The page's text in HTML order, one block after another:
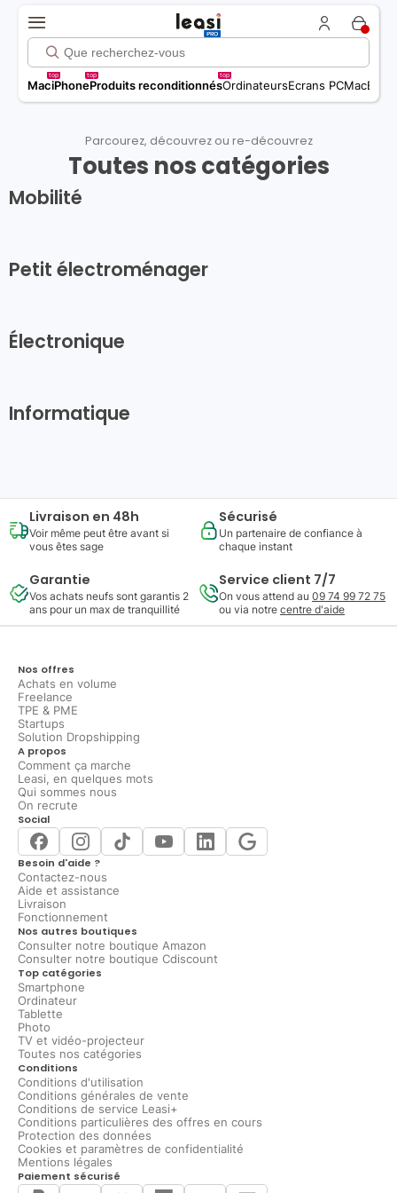
Mac
top
iPhone
top
Produits reconditionnés
top
OrdinateursEcrans PCMacBook
Parcourez, découvrez ou re-découvrez
Toutes nos catégories
Mobilité
Petit électroménager
Électronique
Informatique
Livraison en 48h
Voir même peut être avant si
vous êtes sage
Sécurisé
Un partenaire de confiance à
chaque instant
Garantie
Vos achats neufs sont garantis 2
ans pour un max de tranquillité
Service client 7/7
On vous attend au 09 74 99 72 75
ou via notre centre d'aide
Nos offres
Achats en volume
Freelance
TPE & PME
Startups
Solution Dropshipping
A propos
Comment ça marche
Leasi, en quelques mots
Qui sommes nous
On recrute
Social
Besoin d'aide ?
Contactez-nous
Aide et assistance
Livraison
Fonctionnement
Nos autres boutiques
Consulter notre boutique Amazon
Consulter notre boutique Cdiscount
Top catégories
Smartphone
Ordinateur
Tablette
Photo
TV et vidéo-projecteur
Toutes nos catégories
Conditions
Conditions d'utilisation
Conditions générales de vente
Conditions de service Leasi+
Conditions particulières des offres en cours
Protection des données
Cookies et paramètres de confidentialité
Mentions légales
Paiement sécurisé